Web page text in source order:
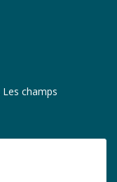
Les champs